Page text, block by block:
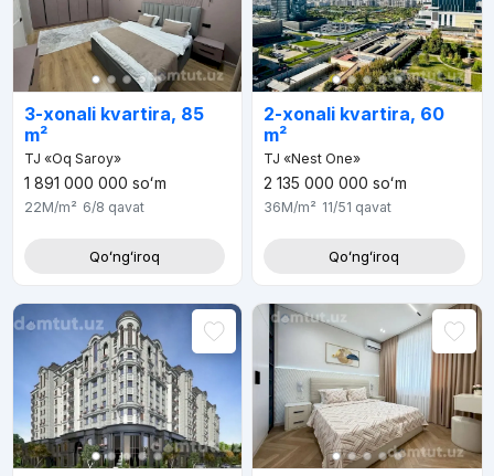
3-xonali kvartira, 85
m²
TJ «Oq Saroy»
1 891 000 000 soʻm
22M/m² 6/8 qavat
Qoʻngʻiroq
2-xonali kvartira, 60
m²
TJ «Nest One»
2 135 000 000 soʻm
36M/m² 11/51 qavat
Qoʻngʻiroq